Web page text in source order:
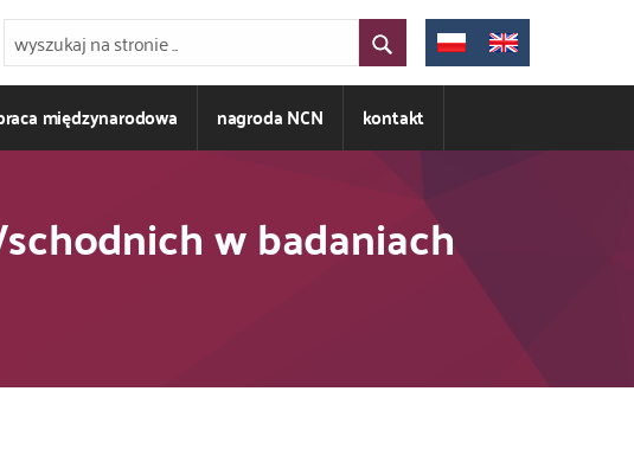
międzynarodowa nagroda NCN kontakt
w badaniach